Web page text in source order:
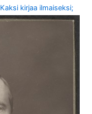
kirjaa ilmaiseksi;